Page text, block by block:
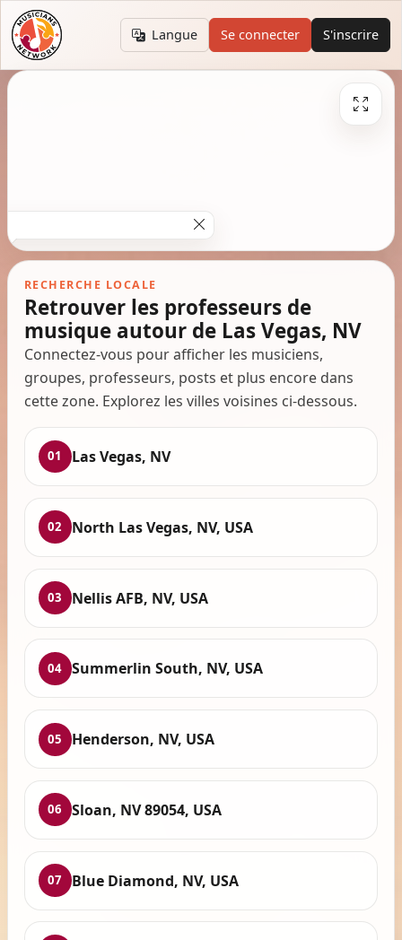
Langue Se connecter S'inscrire
RECHERCHE LOCALE
Retrouver les professeurs de
musique autour de Las Vegas, NV
Connectez-vous pour afficher les musiciens,
groupes, professeurs, posts et plus encore dans
cette zone. Explorez les villes voisines ci-dessous.
01 Las Vegas, NV
02 North Las Vegas, NV, USA
03 Nellis AFB, NV, USA
04 Summerlin South, NV, USA
05 Henderson, NV, USA
06 Sloan, NV 89054, USA
07 Blue Diamond, NV, USA